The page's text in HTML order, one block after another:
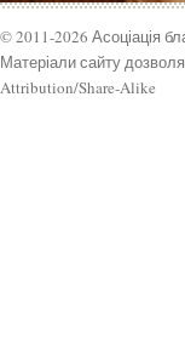
© 2011-2026 Асоціація
Матеріали сайту
Attribution/Share-Alike